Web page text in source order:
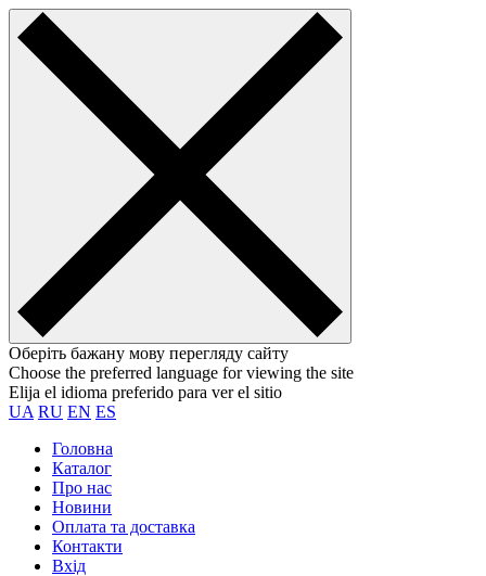
Оберіть бажану мову перегляду сайту
Choose the preferred language for viewing the site
Elija el idioma preferido para ver el sitio
UA RU EN ES
Головна
Каталог
Про нас
Новини
Оплата та доставка
Контакти
Вхiд